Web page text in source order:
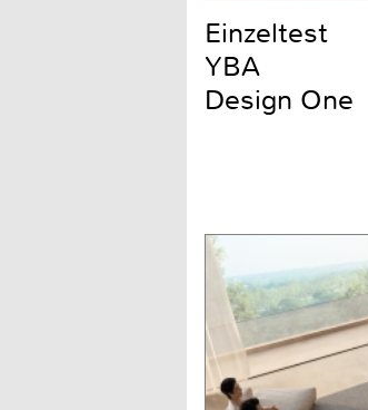
Einzeltest
YBA
Design One